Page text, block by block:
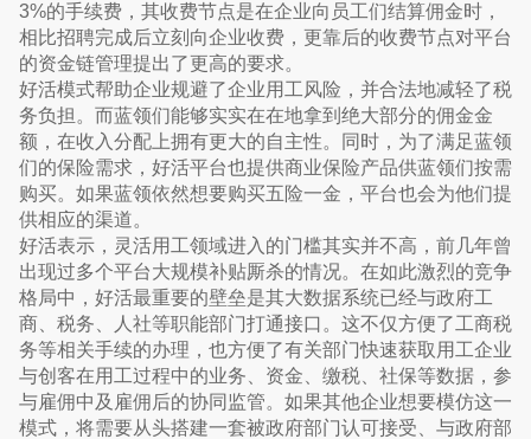
3%的手续费，其收费节点是在企业向员工们结算佣金时，
相比招聘完成后立刻向企业收费，更靠后的收费节点对平台
的资金链管理提出了更高的要求。
好活模式帮助企业规避了企业用工风险，并合法地减轻了税
务负担。而蓝领们能够实实在在地拿到绝大部分的佣金金
额，在收入分配上拥有更大的自主性。同时，为了满足蓝领
们的保险需求，好活平台也提供商业保险产品供蓝领们按需
购买。如果蓝领依然想要购买五险一金，平台也会为他们提
供相应的渠道。
好活表示，灵活用工领域进入的门槛其实并不高，前几年曾
出现过多个平台大规模补贴厮杀的情况。在如此激烈的竞争
格局中，好活最重要的壁垒是其大数据系统已经与政府工
商、税务、人社等职能部门打通接口。这不仅方便了工商税
务等相关手续的办理，也方便了有关部门快速获取用工企业
与创客在用工过程中的业务、资金、缴税、社保等数据，参
与雇佣中及雇佣后的协同监管。如果其他企业想要模仿这一
模式，将需要从头搭建一套被政府部门认可接受、与政府部